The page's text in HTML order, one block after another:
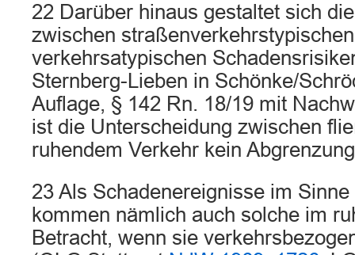
22 Darüber hinaus gestaltet sich
zwischen
verkehrsatypischen
Sternberg-Lieben in Schönke/
Auflage, § 142 Rn. 18/19 mit
ist die Unterscheidung zwischen
ruhendem Verkehr kein
23 Als Schadenereignisse im
kommen nämlich auch solche im
Betracht, wenn sie